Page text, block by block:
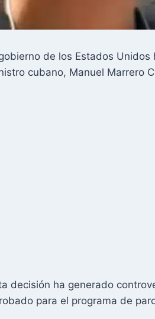
de los Estados
cubano, Manuel Marrero
decisión ha generado
para el programa de